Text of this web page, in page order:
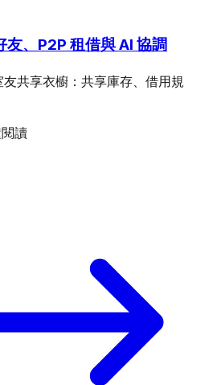
、P2P 租借與 AI 協調
共享衣櫥：共享庫存、借用規
讀